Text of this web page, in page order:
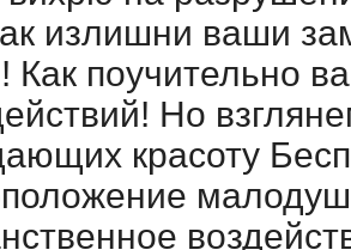
излишни ваши
Как поучительно
Но
красоту